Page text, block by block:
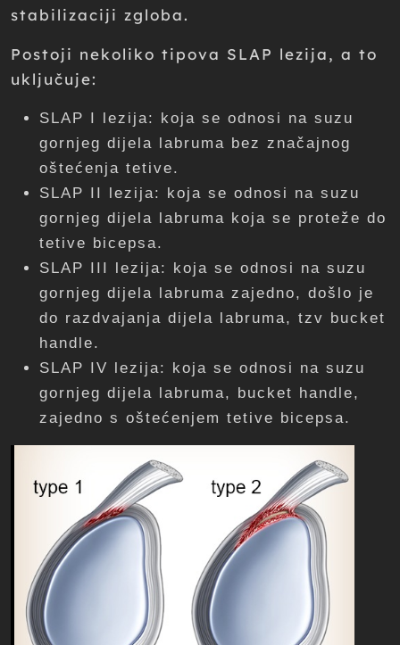
stabilizaciji zgloba.
Postoji nekoliko tipova SLAP lezija, a to
uključuje:
SLAP I lezija: koja se odnosi na suzu
gornjeg dijela labruma bez značajnog
oštećenja tetive.
SLAP II lezija: koja se odnosi na suzu
gornjeg dijela labruma koja se proteže do
tetive bicepsa.
SLAP III lezija: koja se odnosi na suzu
gornjeg dijela labruma zajedno, došlo je
do razdvajanja dijela labruma, tzv bucket
handle.
SLAP IV lezija: koja se odnosi na suzu
gornjeg dijela labruma, bucket handle,
zajedno s oštećenjem tetive bicepsa.